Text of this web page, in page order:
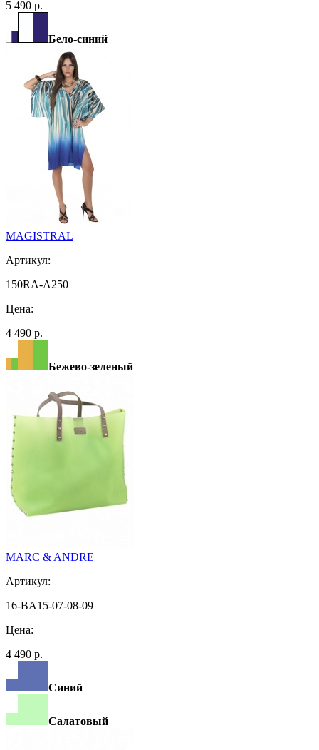
5 490 р.
Бело-синий
MAGISTRAL
Артикул:
150RA-A250
Цена:
4 490 р.
Бежево-зеленый
MARC & ANDRE
Артикул:
16-BA15-07-08-09
Цена:
4 490 р.
Синий
Салатовый